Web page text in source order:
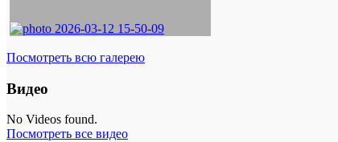
Посмотреть всю галерею
Видео
No Videos found.
Посмотреть все видео